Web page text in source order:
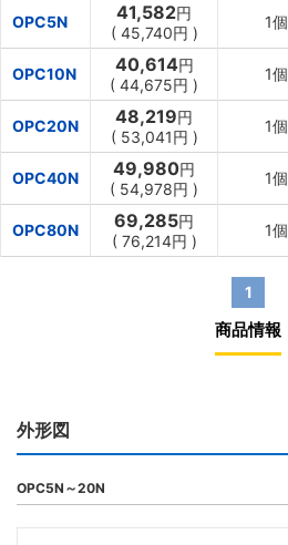
OPC5N 41,582円
( 45,740円 )
1個
OPC10N 40,614円
( 44,675円 )
1個
OPC20N 48,219円
( 53,041円 )
1個
OPC40N 49,980円
( 54,978円 )
1個
OPC80N 69,285円
( 76,214円 )
1個
1
商品情報
外形図
OPC5N～20N